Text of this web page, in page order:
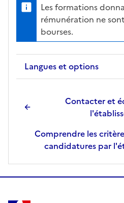
Les formations
rémunération ne
bourses.
Langues et options
Contacter et
Comprendre les
candidatures par